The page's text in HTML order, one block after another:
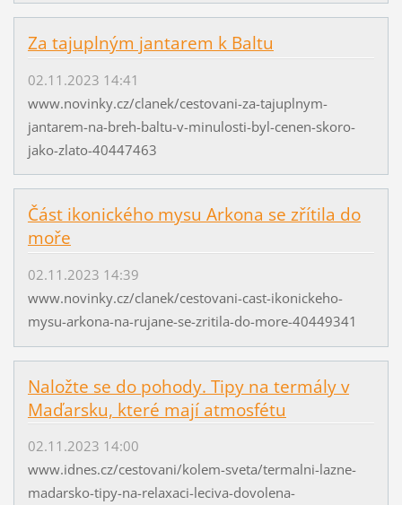
Za tajuplným jantarem k Baltu
02.11.2023 14:41
www.novinky.cz/clanek/cestovani-za-tajuplnym-
jantarem-na-breh-baltu-v-minulosti-byl-cenen-skoro-
jako-zlato-40447463
Část ikonického mysu Arkona se zřítila do
moře
02.11.2023 14:39
www.novinky.cz/clanek/cestovani-cast-ikonickeho-
mysu-arkona-na-rujane-se-zritila-do-more-40449341
Naložte se do pohody. Tipy na termály v
Maďarsku, které mají atmosfétu
02.11.2023 14:00
www.idnes.cz/cestovani/kolem-sveta/termalni-lazne-
madarsko-tipy-na-relaxaci-leciva-dovolena-